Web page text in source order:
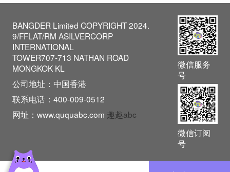
BANGDER Limited COPYRIGHT 2024.
9/FFLAT/RM ASILVERCORP
INTERNATIONAL
TOWER707-713 NATHAN ROAD
MONGKOK KL
公司地址：中国香港
联系电话：400-009-0512
网址：www.ququabc.com 趣趣abc
微信服务
号
微信订阅
号